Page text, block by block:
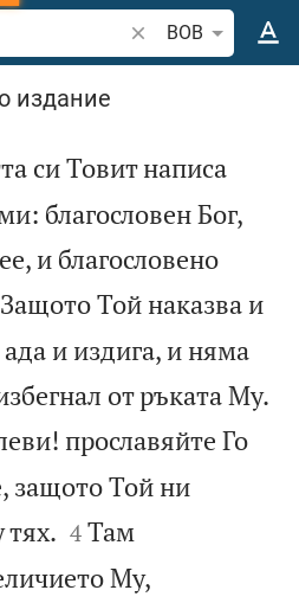
Търсете стих или
BOB
издание
си Товит написа
благословен Бог,
и благословено
Защото Той наказва и
и издига, и няма
от ръката Му.
прославяйте Го
защото Той ни


4 Там
Му,